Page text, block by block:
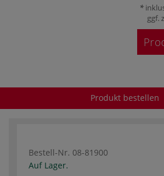
ggf.
Produkt bestellen
Bestell-Nr. 08-81900
Auf Lager.